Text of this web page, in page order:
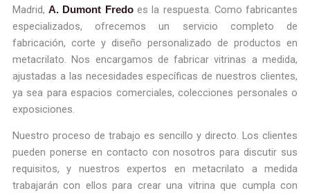
Madrid,A. Dumont Fredoes la respuesta. Como fabricantes
especializados, ofrecemos un servicio completo de
fabricación, corte y diseño personalizado de productos en
metacrilato. Nos encargamos de fabricar vitrinas a medida,
ajustadas a las necesidades específicas de nuestros clientes,
ya sea para espacios comerciales, colecciones personales o
exposiciones.
Nuestro proceso de trabajo es sencillo y directo. Los clientes
pueden ponerse en contacto con nosotros para discutir sus
requisitos, y nuestros expertos en metacrilato a medida
trabajarán con ellos para crear una vitrina que cumpla con